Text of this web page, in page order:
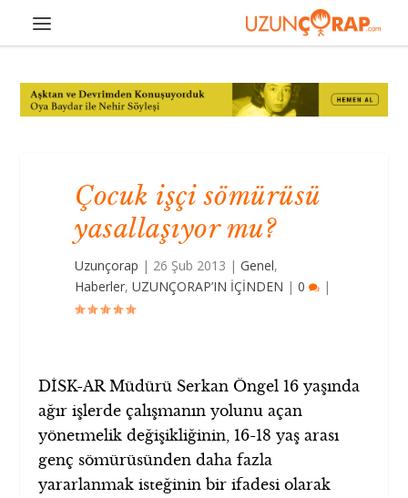
Çocuk işçi sömürüsü
yasallaşıyor mu?
Uzunçorap | 26 Şub 2013 |Genel,
Haberler,UZUNÇORAP’IN İÇİNDEN |0 |
DİSK-AR Müdürü Serkan Öngel 16 yaşında
ağır işlerde çalışmanın yolunu açan
yönetmelik değişikliğinin, 16-18 yaş arası
genç sömürüsünden daha fazla
yararlanmak isteğinin bir ifadesi olarak